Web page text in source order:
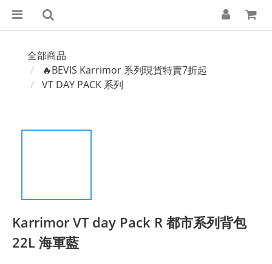
全部商品
🔥BEVIS Karrimor 系列現貨特賣7折起
VT DAY PACK 系列
Karrimor VT day Pack R 都市系列背包
22L 海軍藍